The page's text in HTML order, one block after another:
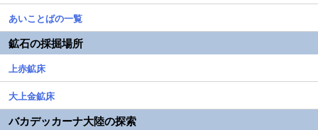
あいことばの一覧
鉱石の採掘場所
上赤鉱床
大上金鉱床
バカデッカーナ大陸の探索